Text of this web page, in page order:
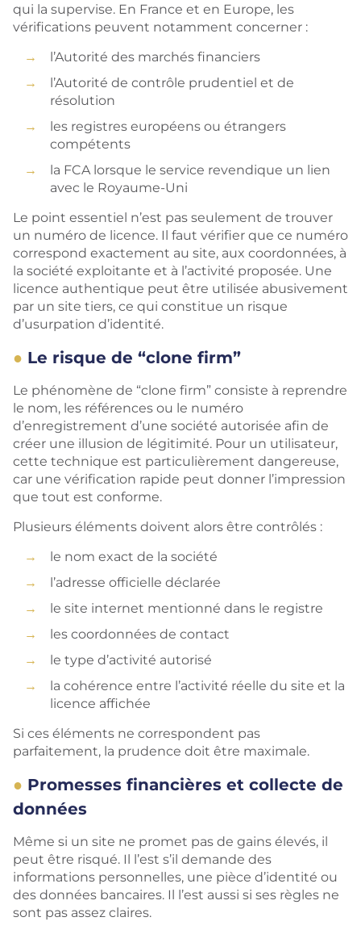
qui la supervise. En France et en Europe, les
vérifications peuvent notamment concerner :
l’Autorité des marchés financiers
l’Autorité de contrôle prudentiel et de
résolution
les registres européens ou étrangers
compétents
la FCA lorsque le service revendique un lien
avec le Royaume-Uni
Le point essentiel n’est pas seulement de trouver
un numéro de licence. Il faut vérifier que ce numéro
correspond exactement au site, aux coordonnées, à
la société exploitante et à l’activité proposée. Une
licence authentique peut être utilisée abusivement
par un site tiers, ce qui constitue un risque
d’usurpation d’identité.
Le risque de “clone firm”
Le phénomène de “clone firm” consiste à reprendre
le nom, les références ou le numéro
d’enregistrement d’une société autorisée afin de
créer une illusion de légitimité. Pour un utilisateur,
cette technique est particulièrement dangereuse,
car une vérification rapide peut donner l’impression
que tout est conforme.
Plusieurs éléments doivent alors être contrôlés :
le nom exact de la société
l’adresse officielle déclarée
le site internet mentionné dans le registre
les coordonnées de contact
le type d’activité autorisé
la cohérence entre l’activité réelle du site et la
licence affichée
Si ces éléments ne correspondent pas
parfaitement, la prudence doit être maximale.
Promesses financières et collecte de
données
Même si un site ne promet pas de gains élevés, il
peut être risqué. Il l’est s’il demande des
informations personnelles, une pièce d’identité ou
des données bancaires. Il l’est aussi si ses règles ne
sont pas assez claires.